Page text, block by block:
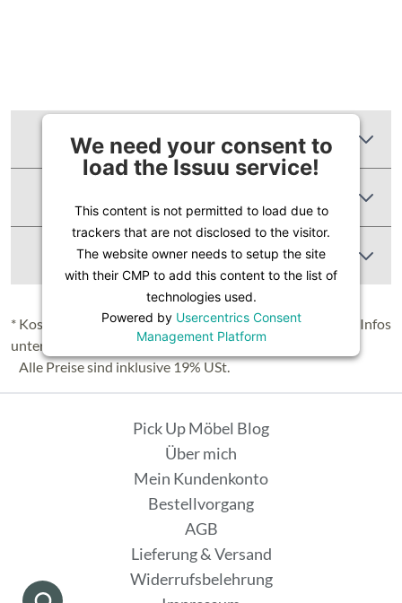
We need your consent to
load the Issuu service!
This content is not permitted to load due to
trackers that are not disclosed to the visitor.
The website owner needs to setup the site
with their CMP to add this content to the list of
technologies used.
Powered by Usercentrics Consent
Management Platform
Zusätzliche Informationen
Abbildung Ähnlich
* Kostenloser Versand in Deutschland (Festland), nähere Infos
unter
Lieferung & Versand.
Alle Preise sind inklusive 19% USt.
Pick Up Möbel Blog
Über mich
Mein Kundenkonto
Bestellvorgang
AGB
Lieferung & Versand
Widerrufsbelehrung